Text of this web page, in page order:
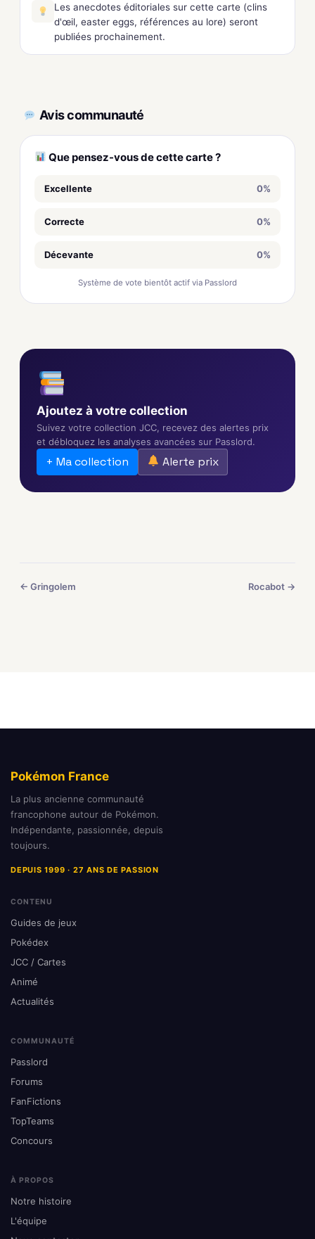
Les anecdotes éditoriales sur cette carte (clins
d'œil, easter eggs, références au lore) seront
publiées prochainement.
Avis communauté
Que pensez-vous de cette carte ?
Excellente 0%
Correcte 0%
Décevante 0%
Système de vote bientôt actif via Passlord
Ajoutez à votre collection
Suivez votre collection JCC, recevez des alertes prix
et débloquez les analyses avancées sur Passlord.
+ Ma collection Alerte prix
← Gringolem Rocabot →
Pokémon France
La plus ancienne communauté
francophone autour de Pokémon.
Indépendante, passionnée, depuis
toujours.
DEPUIS 1999 · 27 ANS DE PASSION
CONTENU
Guides de jeux
Pokédex
JCC / Cartes
Animé
Actualités
COMMUNAUTÉ
Passlord
Forums
FanFictions
TopTeams
Concours
À PROPOS
Notre histoire
L'équipe